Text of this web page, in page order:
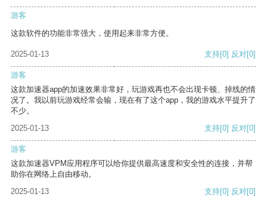
游客
这款软件的功能非常强大，使用起来非常方便。
2025-01-13 支持[0] 反对[0]
游客
这款加速器app的加速效果非常好，玩游戏再也不会出现卡顿、掉线的情
况了。我以前玩游戏经常会输，现在有了这个app，我的游戏水平提升了
不少。
2025-01-13
支持[0] 反对[0]
游客
这款加速器VPM应用程序可以给你提供最高速度和安全性的连接，并帮
助你在网络上自由移动。
2025-01-13
支持[0] 反对[0]